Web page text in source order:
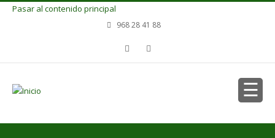
Pasar al contenido principal
968 28 41 88